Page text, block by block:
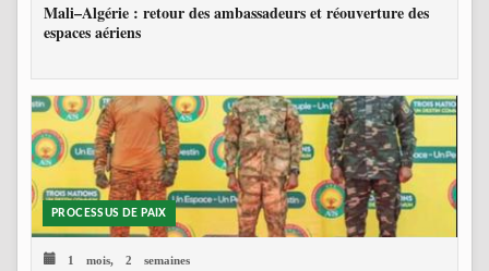
Mali–Algérie : retour des ambassadeurs et réouverture des
espaces aériens
PROCESSUS DE PAIX
1 mois, 2 semaines